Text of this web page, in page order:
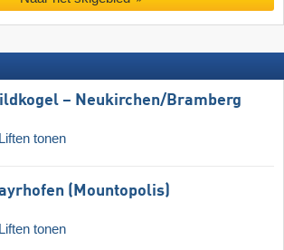
– Neukirchen/​Bramberg
tonen
(Mountopolis)
tonen